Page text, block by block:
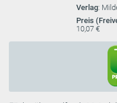
Verlag:
Preis
10,07 €